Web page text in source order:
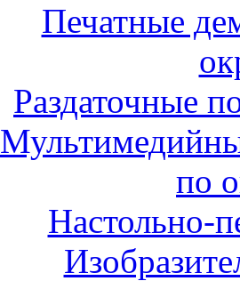
Печатные
Раздаточные
по
Настольно-